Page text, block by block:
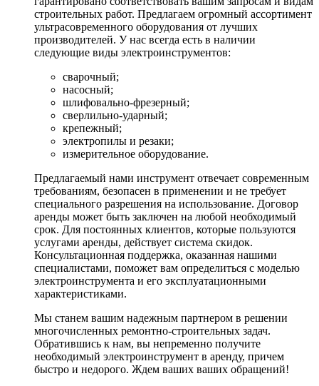
строительных работ. Предлагаем огромный ассортимент
ультрасовременного оборудования от лучших
производителей. У нас всегда есть в наличии
следующие виды электроинструментов:
сварочный;
насосный;
шлифовально-фрезерный;
сверлильно-ударный;
крепежный;
электропилы и резаки;
измерительное оборудование.
Предлагаемый нами инструмент отвечает современным
требованиям, безопасен в применении и не требует
специального разрешения на использование. Договор
аренды может быть заключен на любой необходимый
срок. Для постоянных клиентов, которые пользуются
услугами аренды, действует система скидок.
Консультационная поддержка, оказанная нашими
специалистами, поможет вам определиться с моделью
электроинструмента и его эксплуатационными
характеристиками.
Мы станем вашим надежным партнером в решении
многочисленных ремонтно-строительных задач.
Обратившись к нам, вы непременно получите
необходимый электроинструмент в аренду, причем
быстро и недорого. Ждем ваших ваших обращений!